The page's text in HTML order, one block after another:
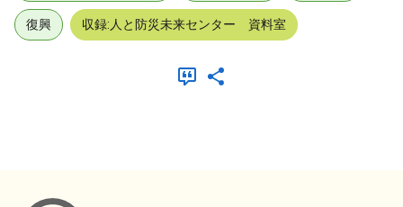
復興 収録:人と防災未来センター 資料室